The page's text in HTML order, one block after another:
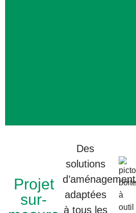
Projet
sur-
Des
solutions
d’aménagement
adaptées
à tous les